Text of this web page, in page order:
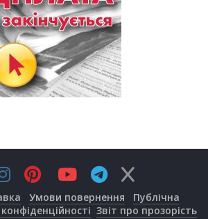
Умови повернення
Публічна
Звіт про прозорість